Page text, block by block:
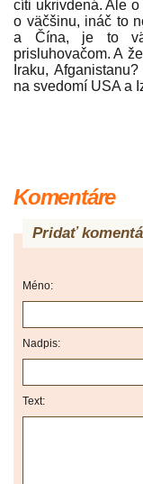
cíti ukrivdená. Ale
o väčšinu, ináč to
a Čína, je to
prisluhovačom. A
Iraku,
na svedomí USA a
Komentáre
Pridať
Méno:
Nadpis:
Text: